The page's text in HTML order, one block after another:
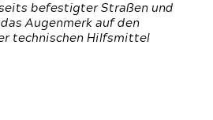
befestigter Straßen und
Augenmerk auf den
technischen Hilfsmittel